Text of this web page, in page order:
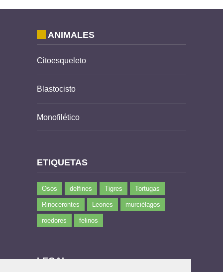
ANIMALES
Citoesqueleto
Blastocisto
Monofilético
ETIQUETAS
Osos delfines Tigres Tortugas
Rinocerontes Leones murciélagos
roedores felinos
LEGAL